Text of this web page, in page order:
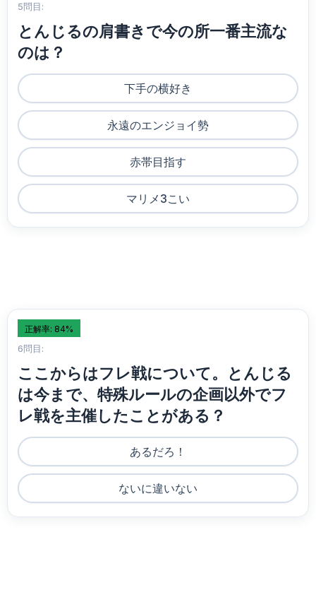
5問目:
とんじるの肩書きで今の所一番主流な
のは？
下手の横好き
永遠のエンジョイ勢
赤帯目指す
マリメ3こい
正解率: 84%
6問目:
ここからはフレ戦について。とんじる
は今まで、特殊ルールの企画以外でフ
レ戦を主催したことがある？
あるだろ！
ないに違いない